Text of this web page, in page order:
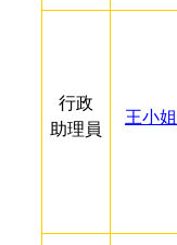
行政
助理員
王小姐